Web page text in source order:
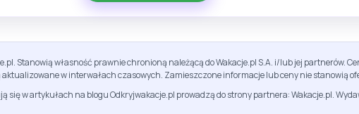
Stanowią własność prawnie chronioną należącą do Wakacje.pl S.A. i/lub jej
aktualizowane w interwałach czasowych. Zamieszczone informacje lub ceny nie stanowią
się w artykułach na blogu Odkryjwakacje.pl prowadzą do strony partnera: Wakacje.pl.